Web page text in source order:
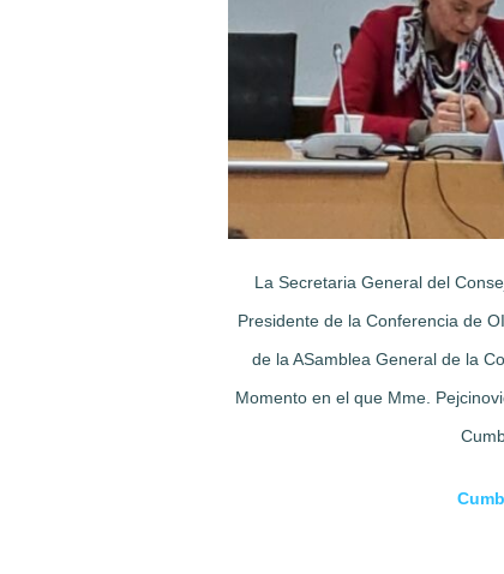
La Secretaria General del
Presidente de la Conferencia de
de la ASamblea General de la
Momento en el que Mme.